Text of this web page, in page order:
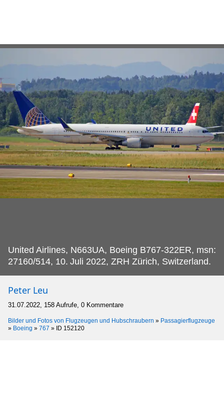
United Airlines, N663UA, Boeing B767-322ER, msn:
27160/514, 10. Juli 2022, ZRH Zürich, Switzerland.
Peter Leu
31.07.2022, 158 Aufrufe, 0 Kommentare
Bilder und Fotos von Flugzeugen und Hubschraubern » Passagierflugzeuge
» Boeing » 767 » ID 152120